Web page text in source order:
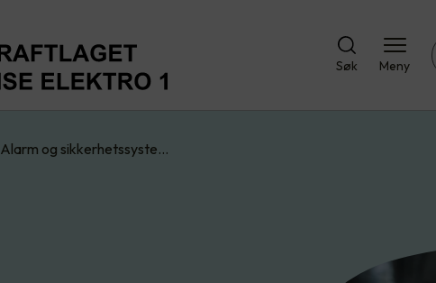
Søk Meny
Alarm og sikkerhetssyste…